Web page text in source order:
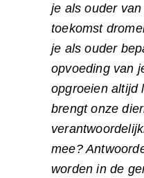
je als ouder
toekomst
je als ouder
opvoeding van
opgroeien
brengt onze
mee?
worden in de